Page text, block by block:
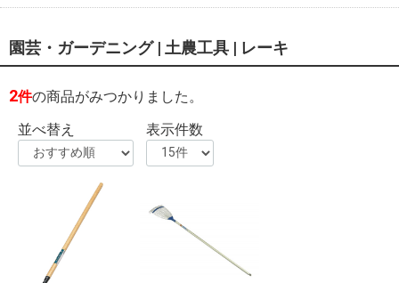
園芸・ガーデニング | 土農工具 | レーキ
2件の商品がみつかりました。
並べ替え
表示件数